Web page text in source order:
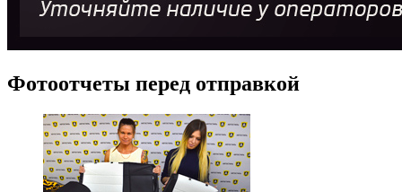
Фотоотчеты перед отправкой